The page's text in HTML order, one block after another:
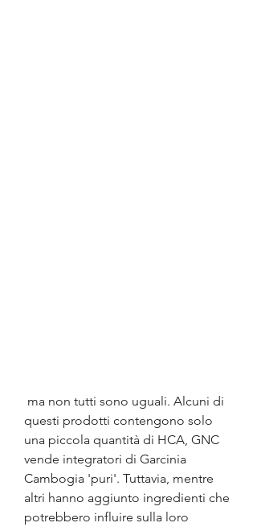
questi prodotti contengono solo
una piccola quantità di HCA, GNC
vende integratori di Garcinia
Cambogia 'puri'. Tuttavia, mentre
altri hanno aggiunto ingredienti che
potrebbero influire sulla loro